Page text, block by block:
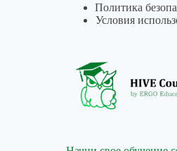
Политика
Условия